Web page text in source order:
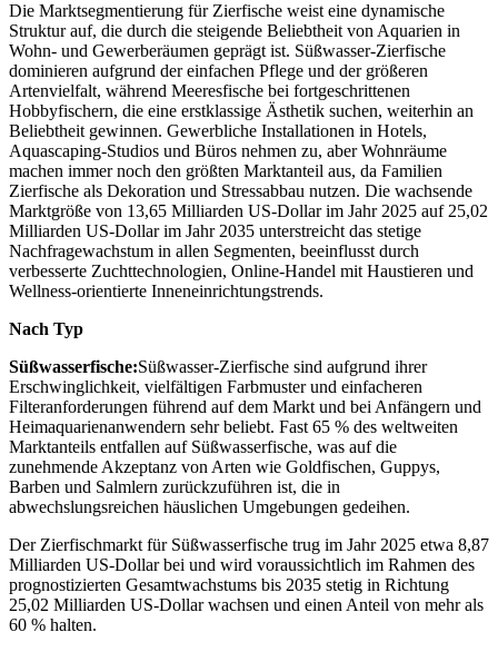
Die Marktsegmentierung für Zierfische weist eine dynamische
Struktur auf, die durch die steigende Beliebtheit von Aquarien in
Wohn- und Gewerberäumen geprägt ist. Süßwasser-Zierfische
dominieren aufgrund der einfachen Pflege und der größeren
Artenvielfalt, während Meeresfische bei fortgeschrittenen
Hobbyfischern, die eine erstklassige Ästhetik suchen, weiterhin an
Beliebtheit gewinnen. Gewerbliche Installationen in Hotels,
Aquascaping-Studios und Büros nehmen zu, aber Wohnräume
machen immer noch den größten Marktanteil aus, da Familien
Zierfische als Dekoration und Stressabbau nutzen. Die wachsende
Marktgröße von 13,65 Milliarden US-Dollar im Jahr 2025 auf 25,02
Milliarden US-Dollar im Jahr 2035 unterstreicht das stetige
Nachfragewachstum in allen Segmenten, beeinflusst durch
verbesserte Zuchttechnologien, Online-Handel mit Haustieren und
Wellness-orientierte Inneneinrichtungstrends.
Nach Typ
Süßwasserfische:Süßwasser-Zierfische sind aufgrund ihrer
Erschwinglichkeit, vielfältigen Farbmuster und einfacheren
Filteranforderungen führend auf dem Markt und bei Anfängern und
Heimaquarienanwendern sehr beliebt. Fast 65 % des weltweiten
Marktanteils entfallen auf Süßwasserfische, was auf die
zunehmende Akzeptanz von Arten wie Goldfischen, Guppys,
Barben und Salmlern zurückzuführen ist, die in
abwechslungsreichen häuslichen Umgebungen gedeihen.
Der Zierfischmarkt für Süßwasserfische trug im Jahr 2025 etwa 8,87
Milliarden US-Dollar bei und wird voraussichtlich im Rahmen des
prognostizierten Gesamtwachstums bis 2035 stetig in Richtung
25,02 Milliarden US-Dollar wachsen und einen Anteil von mehr als
60 % halten.